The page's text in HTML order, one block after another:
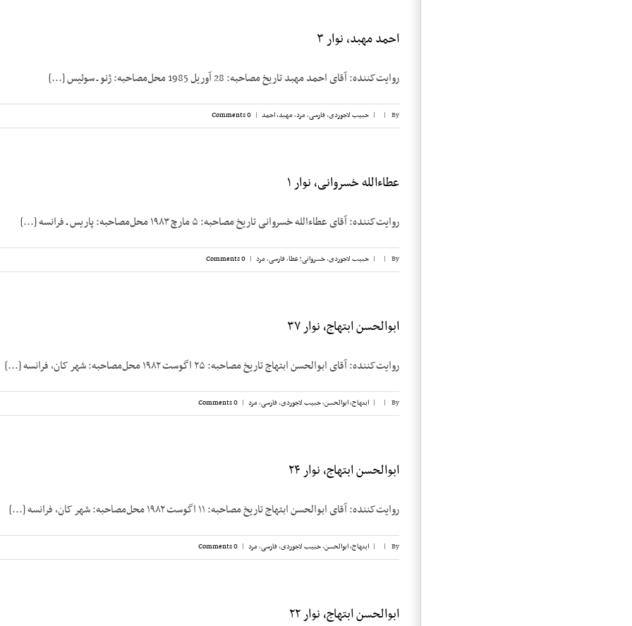
احمد مهبد، نوار ۳
روایت‌کننده: آقای احمد مهبد تاریخ مصاحبه: 28 آوریل 1985 محل‌مصاحبه: ژنو ـ سوئیس [...]
By
|
| حبیب لاجوردی,فارسی,مرد,مهبد، احمد |
0 Comments
عطاءالله خسروانی، نوار ۱
روایت‌کننده: آقای عطاءالله خسروانی تاریخ مصاحبه: ۵ مارچ ۱۹۸۳ محل‌مصاحبه: پاریس ـ فرانسه [...]
By
|
| حبیب لاجوردی,خسروانی؛ عطا,فارسی,مرد |
0 Comments
ابوالحسن ابتهاج، نوار ۳۷
روایت‌کننده: آقای ابوالحسن ابتهاج تاریخ مصاحبه: ۲۵ اگوست ۱۹۸۲ محل‌مصاحبه: شهر کان، فرانسه [...]
By
|
| ابتهاج، ابوالحسن,حبیب لاجوردی,فارسی,مرد |
0 Comments
ابوالحسن ابتهاج، نوار ۲۴
روایت‌کننده: آقای ابوالحسن ابتهاج تاریخ مصاحبه: ۱۱ اگوست ۱۹۸۲ محل‌مصاحبه: شهر کان، فرانسه [...]
By
|
| ابتهاج، ابوالحسن,حبیب لاجوردی,فارسی,مرد |
0 Comments
ابوالحسن ابتهاج، نوار ۲۲